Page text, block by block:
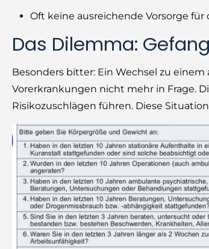
Oft keine ausreichende Vorsorge für
Das Dilemma:
Besonders bitter: Ein Wechsel zu
Vorerkrankungen nicht mehr in Frage.
Risikozuschlägen führen. Diese